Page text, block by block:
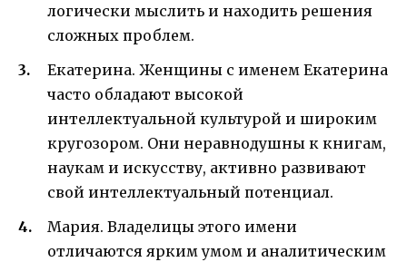
логически мыслить и находить решения
сложных проблем.
Екатерина. Женщины с именем Екатерина
часто обладают высокой
интеллектуальной культурой и широким
кругозором. Они неравнодушны к книгам,
наукам и искусству, активно развивают
свой интеллектуальный потенциал.
Мария. Владелицы этого имени
отличаются ярким умом и аналитическим